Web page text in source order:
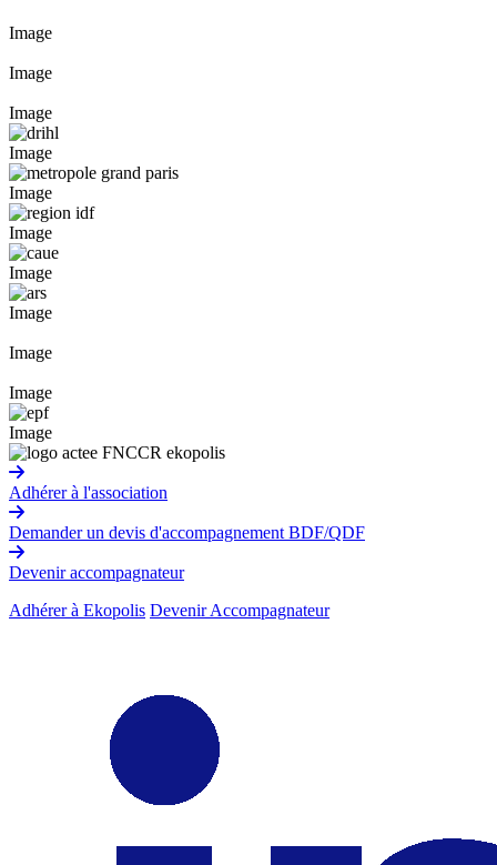
Image
Image
Image
Image
Image
Image
Image
Image
Image
Image
Image
Adhérer à l'association
Demander un devis d'accompagnement BDF/QDF
Devenir accompagnateur
Adhérer à Ekopolis Devenir Accompagnateur